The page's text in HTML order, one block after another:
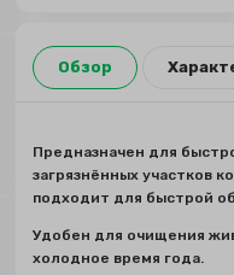
Обзор
Предназначен для
загрязнённых участков
подходит для быстрой
Удобен для очищения
холодное время года.